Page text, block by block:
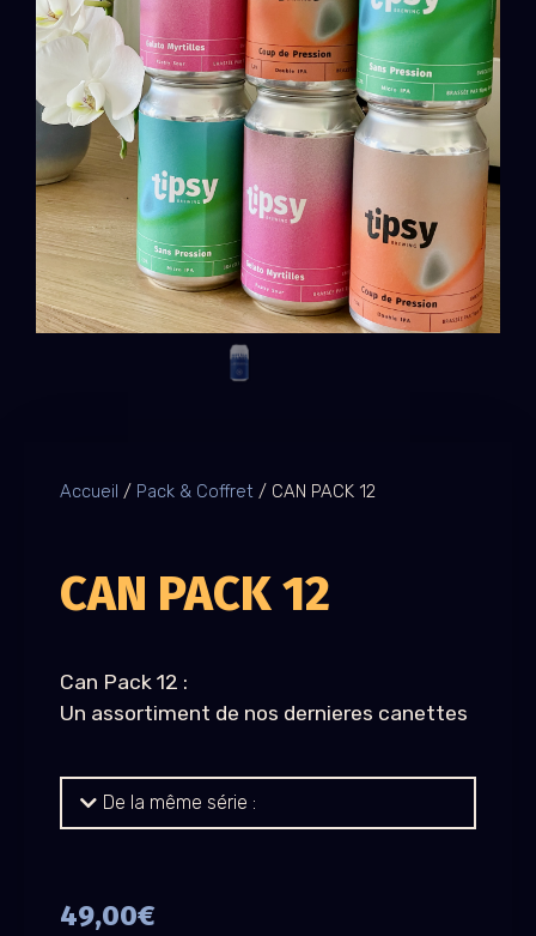
Accueil / Pack & Coffret / CAN PACK 12
CAN PACK 12
Can Pack 12 :
Un assortiment de nos dernieres canettes
De la même série :
49,00€